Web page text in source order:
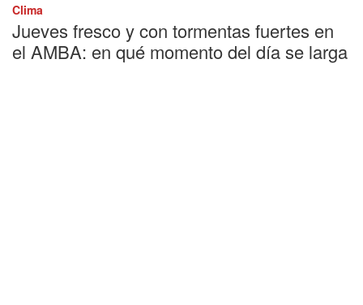
Clima
Jueves fresco y con tormentas fuertes en
el AMBA: en qué momento del día se larga